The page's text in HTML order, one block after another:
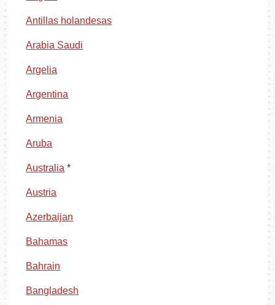
Antillas holandesas
Arabia Saudi
Argelia
Argentina
Armenia
Aruba
Australia *
Austria
Azerbaijan
Bahamas
Bahrain
Bangladesh